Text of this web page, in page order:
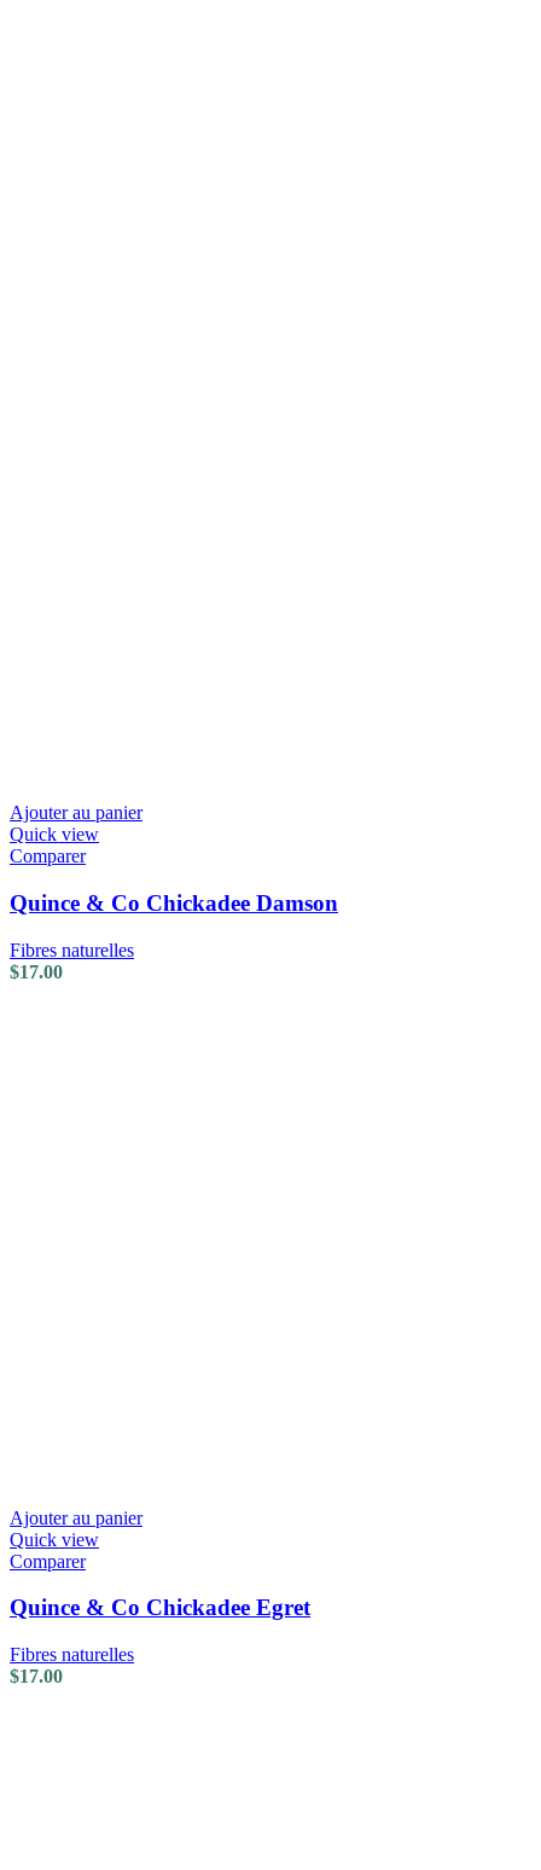
Ajouter au panier
Quick view
Comparer
Quince & Co Chickadee Damson
Fibres naturelles
$17.00
Ajouter au panier
Quick view
Comparer
Quince & Co Chickadee Egret
Fibres naturelles
$17.00